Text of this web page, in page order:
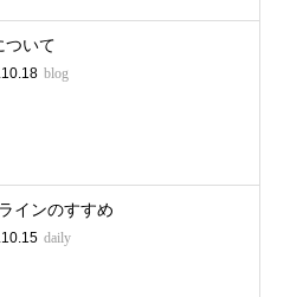
ついて
blog
インのすすめ
daily